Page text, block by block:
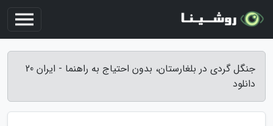
جنگل گردی در بلغارستان، بدون احتیاج به راهنما - ایران 20
دانلود